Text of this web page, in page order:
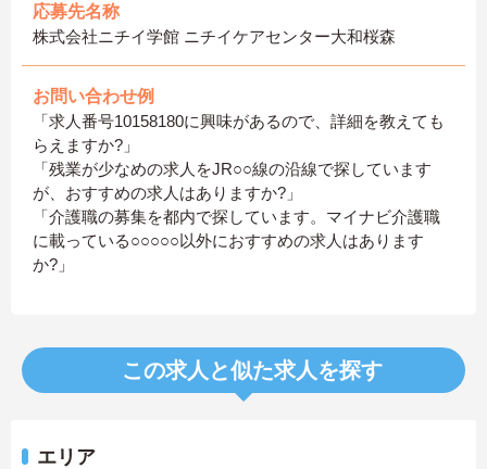
応募先名称
株式会社ニチイ学館 ニチイケアセンター大和桜森
お問い合わせ例
「求人番号10158180に興味があるので、詳細を教えても
らえますか?」
「残業が少なめの求人をJR○○線の沿線で探しています
が、おすすめの求人はありますか?」
「介護職の募集を都内で探しています。マイナビ介護職
に載っている○○○○○以外におすすめの求人はあります
か?」
この求人と似た求人を探す
エリア